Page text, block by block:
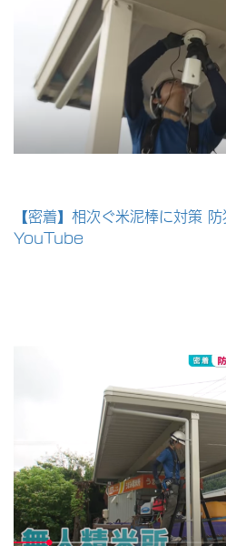
【密着】相次ぐ米泥棒に対策
YouTube